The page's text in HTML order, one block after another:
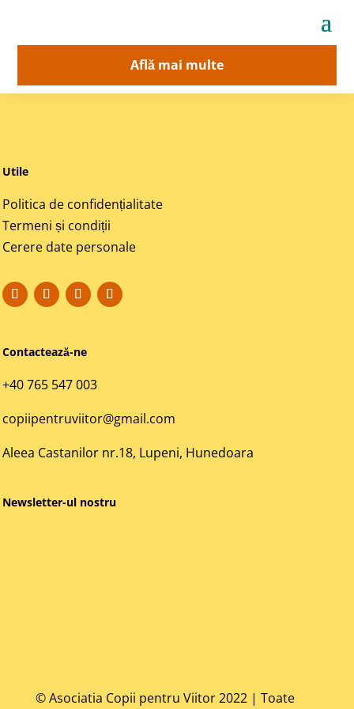
Află mai multe
Utile
Politica de confidențialitate
Termeni și condiții
Cerere date personale
Contactează-ne
+40 765 547 003
copiipentruviitor@gmail.com
Aleea Castanilor nr.18, Lupeni, Hunedoara
Newsletter-ul nostru
©Asociatia Copii pentru Viitor 2022 | Toate